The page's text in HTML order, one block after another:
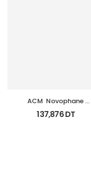
ACM  Novophane
Coffret Anti Chute
(Lotion+Shp+Cp)
137,876DT